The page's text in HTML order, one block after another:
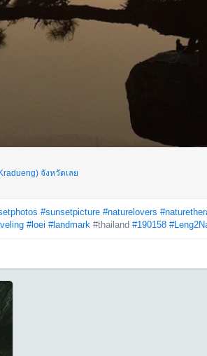
จังหวัดเลย
#sunsetpicture #naturelovers
#loei #landmark #thailand #190158